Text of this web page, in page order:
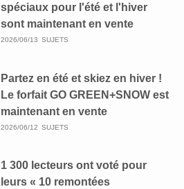
spéciaux pour l'été et l'hiver
sont maintenant en vente
2026/06/13 SUJETS
Partez en été et skiez en hiver !
Le forfait GO GREEN+SNOW est
maintenant en vente
2026/06/12 SUJETS
1 300 lecteurs ont voté pour
leurs « 10 remontées